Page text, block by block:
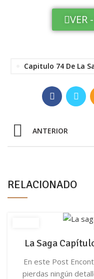
VER
Capitulo 74 De La
ANTERIOR
RELACIONADO
La Saga
En este Post
pierdas ningún